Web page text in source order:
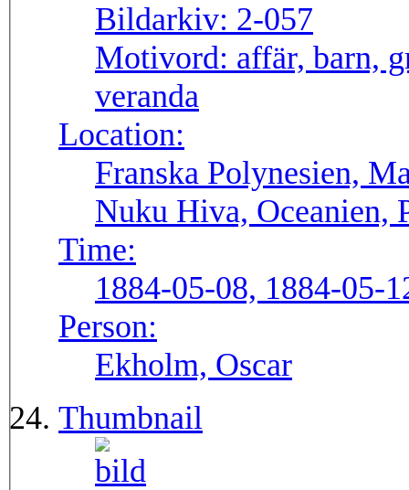
Bildarkiv: 2-057
Motivord: affär, barn,
veranda
Location:
Franska Polynesien,
Nuku Hiva, Oceanien,
Time:
1884-05-08, 1884-05-
Person:
Ekholm, Oscar
Thumbnail